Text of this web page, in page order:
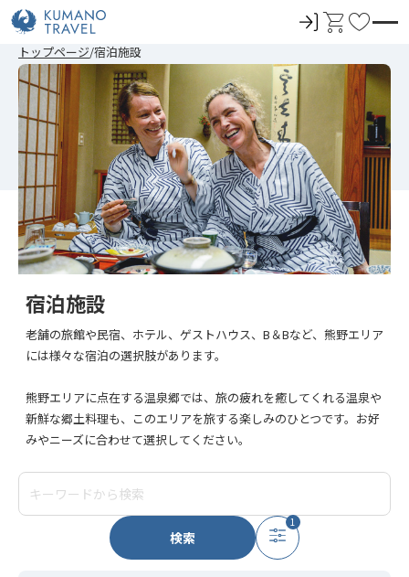
ロ
イ
ン
カ
ト
お
に
入
り
トップページ 宿泊施設
宿泊施設
老舗の旅館や民宿、ホテル、ゲストハウス、B＆Bなど、熊野エリア
には様々な宿泊の選択肢があります。
熊野エリアに点在する温泉郷では、旅の疲れを癒してくれる温泉や
新鮮な郷土料理も、このエリアを旅する楽しみのひとつです。お好
みやニーズに合わせて選択してください。
検索
1